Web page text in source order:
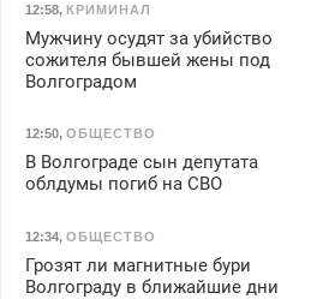
12:58, КРИМИНАЛ
Мужчину осудят за убийство
сожителя бывшей жены под
Волгоградом
12:50, ОБЩЕСТВО
В Волгограде сын депутата
облдумы погиб на СВО
12:34, ОБЩЕСТВО
Грозят ли магнитные бури
Волгограду в ближайшие дни